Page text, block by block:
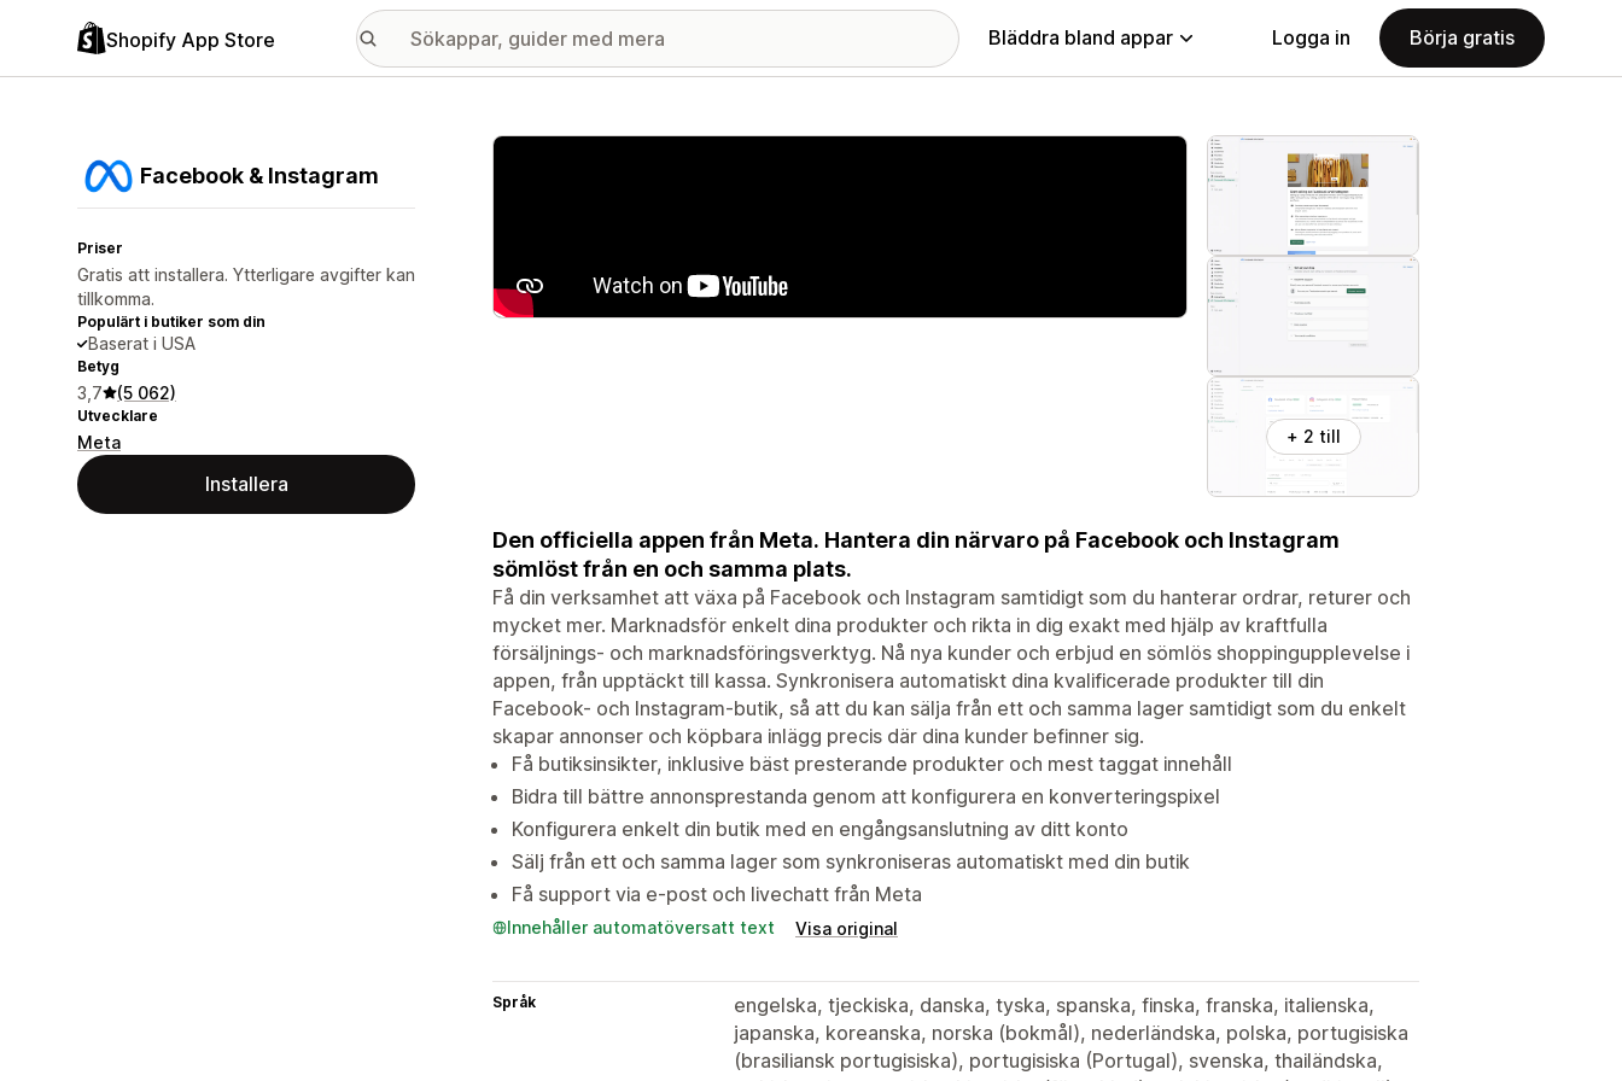
Shopify App Store Bläddra bland appar Logga in Börja gratis
Facebook & Instagram
Priser
Gratis att installera. Ytterligare avgifter kan
tillkomma.
Populärt i butiker som din
Baserat i USA
Betyg
3,7 (5 062)
Utvecklare
Meta
Installera
Galleri med utvalda bilder
+ 2 till
Den officiella appen från Meta. Hantera din närvaro på Facebook och Instagram
sömlöst från en och samma plats.
Få din verksamhet att växa på Facebook och Instagram samtidigt som du hanterar ordrar, returer och
mycket mer. Marknadsför enkelt dina produkter och rikta in dig exakt med hjälp av kraftfulla
försäljnings- och marknadsföringsverktyg. Nå nya kunder och erbjud en sömlös shoppingupplevelse i
appen, från upptäckt till kassa. Synkronisera automatiskt dina kvalificerade produkter till din
Facebook- och Instagram-butik, så att du kan sälja från ett och samma lager samtidigt som du enkelt
skapar annonser och köpbara inlägg precis där dina kunder befinner sig.
Få butiksinsikter, inklusive bäst presterande produkter och mest taggat innehåll
Bidra till bättre annonsprestanda genom att konfigurera en konverteringspixel
Konfigurera enkelt din butik med en engångsanslutning av ditt konto
Sälj från ett och samma lager som synkroniseras automatiskt med din butik
Få support via e-post och livechatt från Meta
Innehåller automatöversatt text Visa original
Språk
engelska, tjeckiska, danska, tyska, spanska, finska, franska, italienska,
japanska, koreanska, norska (bokmål), nederländska, polska, portugisiska
(brasiliansk portugisiska), portugisiska (Portugal), svenska, thailändska,